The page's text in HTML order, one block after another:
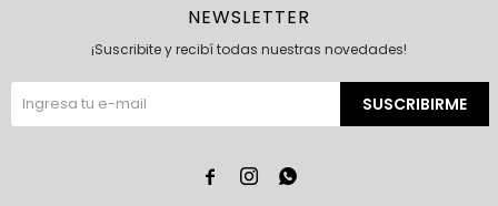
NEWSLETTER
¡Suscribite y recibí todas nuestras novedades!
SUSCRIBIRME
  